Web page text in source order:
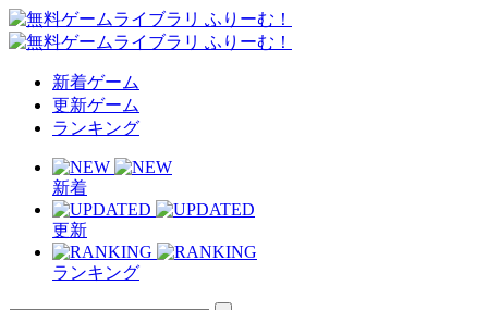
新着ゲーム
更新ゲーム
ランキング
新着
更新
ランキング